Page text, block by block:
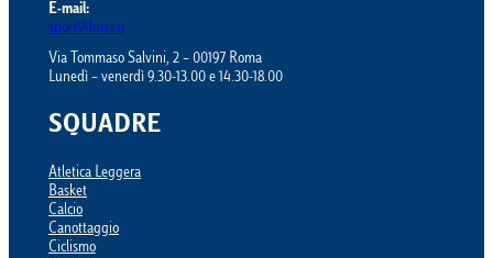
E-mail:
sport@luiss.it
Via Tommaso Salvini, 2 – 00197 Roma
Lunedì – venerdì 9.30-13.00 e 14.30-18.00
SQUADRE
Atletica Leggera
Basket
Calcio
Canottaggio
Ciclismo